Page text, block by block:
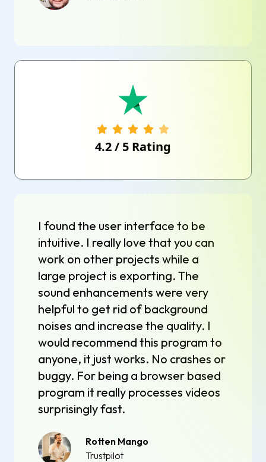
4.2/ 5 Rating
I found the user interface to be
intuitive. I really love that you can
work on other projects while a
large project is exporting. The
sound enhancements were very
helpful to get rid of background
noises and increase the quality. I
would recommend this program to
anyone, it just works. No crashes or
buggy. For being a browser based
program it really processes videos
surprisingly fast.
Rotten Mango
Trustpilot